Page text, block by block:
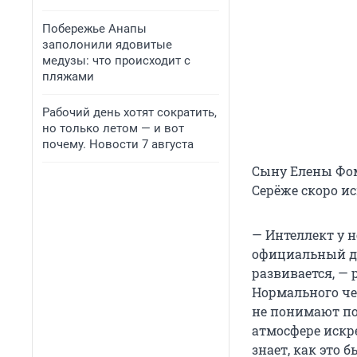
Побережье Анапы
заполонили ядовитые
медузы: что происходит с
пляжами
Рабочий день хотят сократить,
но только летом — и вот
почему. Новости 7 августа
Сыну Елены
Серёже скоро
— Интеллект у
официальный
развивается, —
Нормального
не понимают
атмосфере
знает, как это